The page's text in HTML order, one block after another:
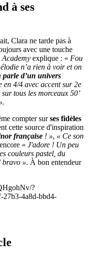
à ses
Clara ne tarde pas à
avec une touche
Academy explique : « Fou
n’a rien à voir et on
parle d’un univers
en 4/4 avec accent sur 2e
tous les morceaux 50’
compter surses fidèles
cette source d'inspiration
française ! », « Ce son
« J'adore ! Un peu
couleurs pastel, du
bravo ». À bon entendeur
?
27b3-4a8d-bbd4-